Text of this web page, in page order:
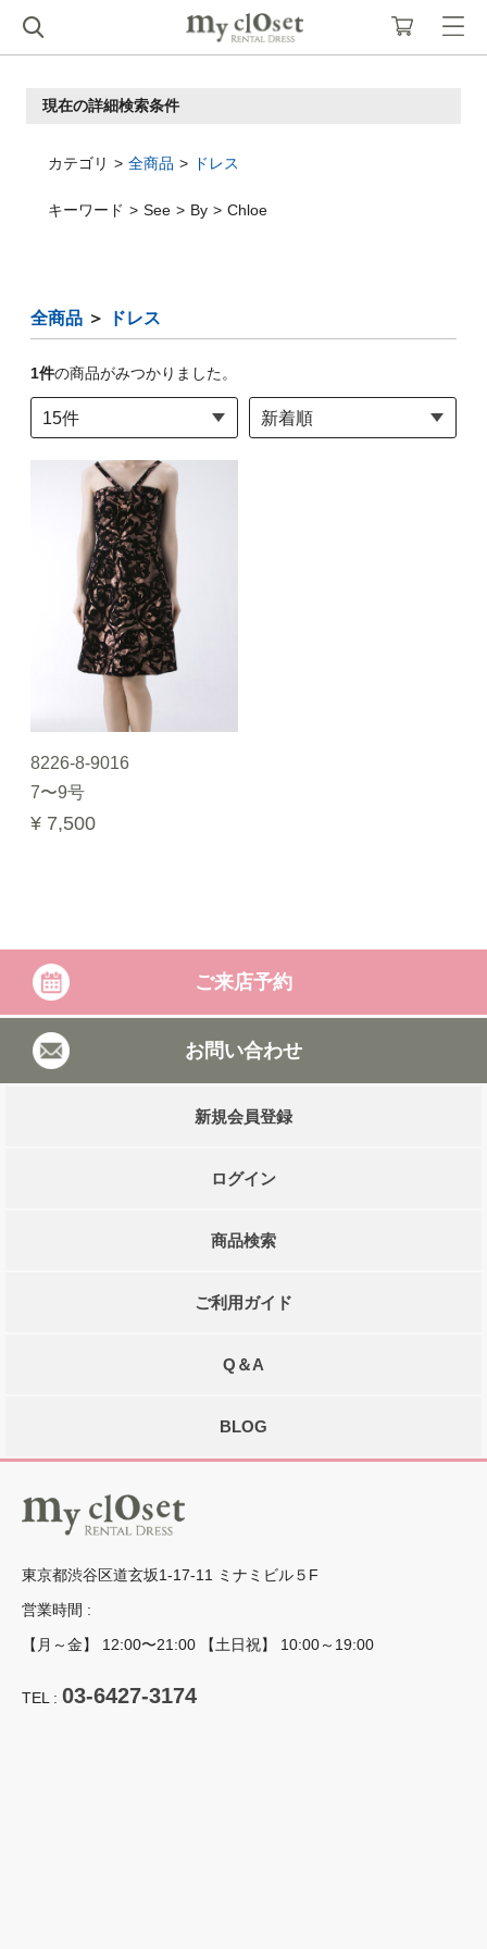
現在の詳細検索条件
カテゴリ 全商品 ドレス
キーワード See By Chloe
全商品 ＞ ドレス
1件の商品がみつかりました。
8226-8-9016
7〜9号
¥ 7,500
ご来店予約
お問い合わせ
新規会員登録
ログイン
商品検索
ご利用ガイド
Q＆A
BLOG
東京都渋谷区道玄坂1-17-11 ミナミビル５F
営業時間 :
【月～金】 12:00〜21:00 【土日祝】 10:00～19:00
TEL : 03-6427-3174